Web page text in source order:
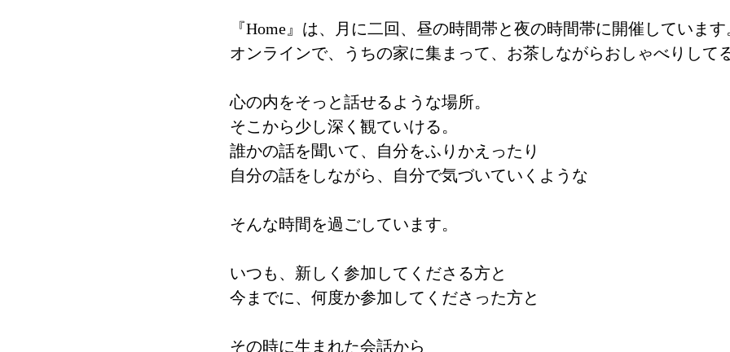
『Home』は、月に二回、昼の時間帯と夜の時間帯に開催しています
オンラインで、うちの家に集まって、お茶しながらおしゃべりして
心の内をそっと話せるような場所。
そこから少し深く観ていける。
誰かの話を聞いて、自分をふりかえったり
自分の話をしながら、自分で気づいていくような
そんな時間を過ごしています。
いつも、新しく参加してくださる方と
今までに、何度か参加してくださった方と
その時に生まれた会話から